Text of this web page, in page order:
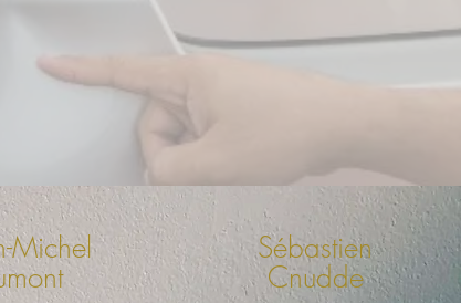
Michel Sébastien
Cnudde